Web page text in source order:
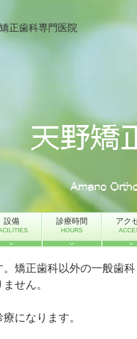
正歯科専門医院
。矯正歯科以外の一般歯
せん。
になります。
設備 診療時間
HOURS
アク